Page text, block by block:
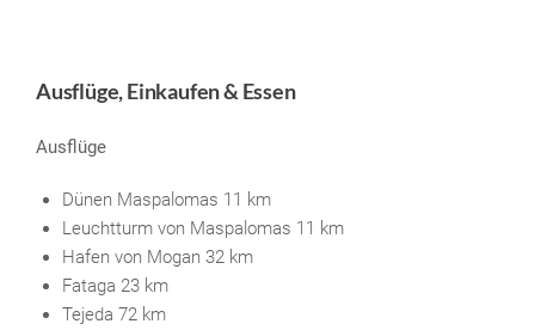
Ausflüge, Einkaufen & Essen
Ausflüge
Dünen Maspalomas 11 km
Leuchtturm von Maspalomas 11 km
Hafen von Mogan 32 km
Fataga 23 km
Tejeda 72 km